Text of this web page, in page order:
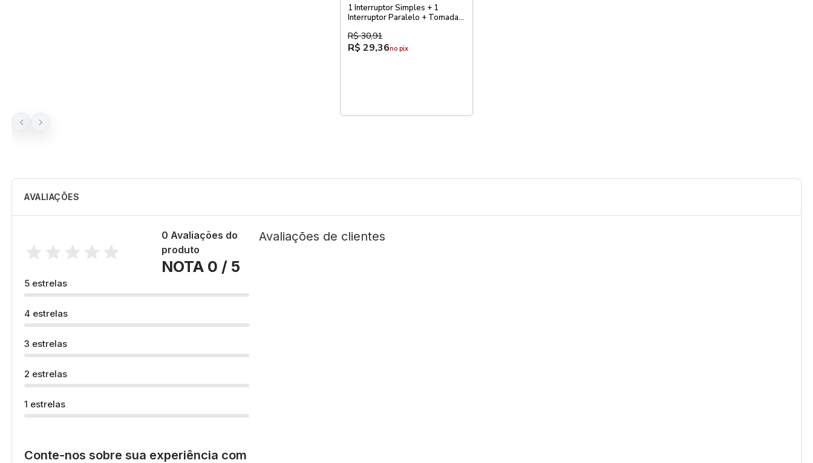
1 Interruptor Simples + 1
Interruptor Paralelo + Tomada
R$ 30,91
R$ 29,36no pix
AVALIAÇÕES
0 Avaliações do
produto
NOTA 0 / 5
5 estrelas
4 estrelas
3 estrelas
2 estrelas
1 estrelas
Conte-nos sobre sua experiência com
Avaliações de clientes